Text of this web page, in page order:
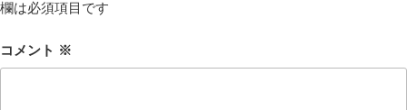
欄は必須項目です
コメント ※